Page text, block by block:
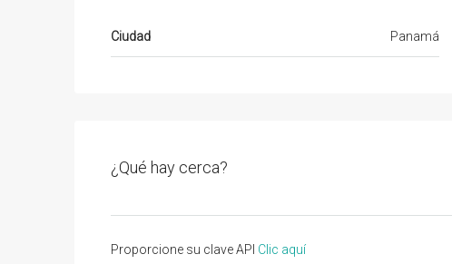
Ciudad Panamá
¿Qué hay cerca?
Proporcione su clave API Clic aquí